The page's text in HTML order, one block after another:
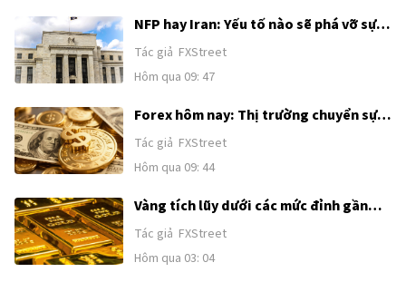
NFP hay Iran: Yếu tố nào sẽ phá vỡ sự
tích luỹ của Chỉ số đô la Mỹ?
Tác giả FXStreet
Hôm qua 09: 47
Forex hôm nay: Thị trường chuyển sự
chú ý từ Trung Đông sang Bảng lương
phi nông nghiệp của Mỹ
Tác giả FXStreet
Hôm qua 09: 44
Vàng tích lũy dưới các mức đỉnh gần
đây khi sức mạnh của USD và kỳ vọng
Fed tăng lãi suất kìm hãm đà tăng
trước thềm công bố Bảng lương phi
Tác giả FXStreet
Hôm qua 03: 04